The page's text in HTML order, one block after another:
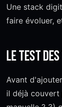
Une stack
faire évoluer,
Le test
Avant
il déjà couvert